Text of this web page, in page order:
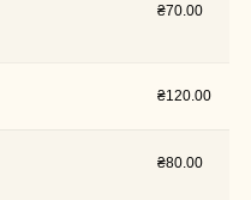
₴70.00
₴120.00
₴80.00